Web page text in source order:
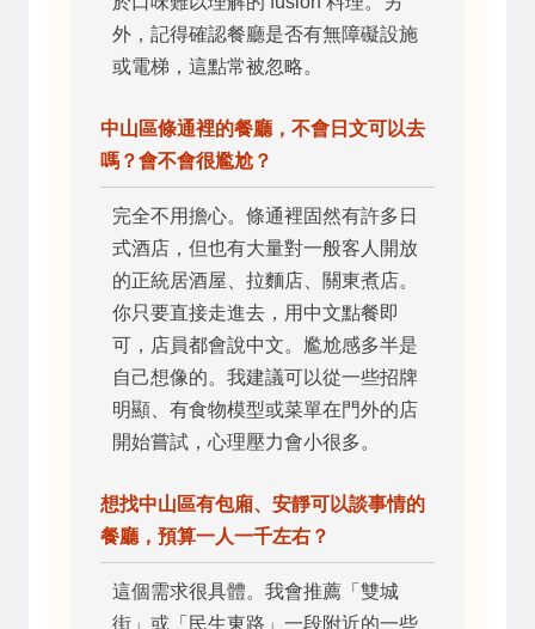
外，記得確認餐廳是否有無障礙設施
或電梯，這點常被忽略。
中山區條通裡的餐廳，不會日文可以去
嗎？會不會很尷尬？
完全不用擔心。條通裡固然有許多日
式酒店，但也有大量對一般客人開放
的正統居酒屋、拉麵店、關東煮店。
你只要直接走進去，用中文點餐即
可，店員都會說中文。尷尬感多半是
自己想像的。我建議可以從一些招牌
明顯、有食物模型或菜單在門外的店
開始嘗試，心理壓力會小很多。
想找中山區有包廂、安靜可以談事情的
餐廳，預算一人一千左右？
這個需求很具體。我會推薦「雙城
街」或「民生東路」一段附近的一些